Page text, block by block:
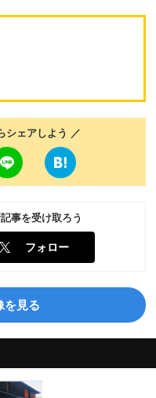
シェアしよう ／
事を受け取ろう
フォロー
を見る